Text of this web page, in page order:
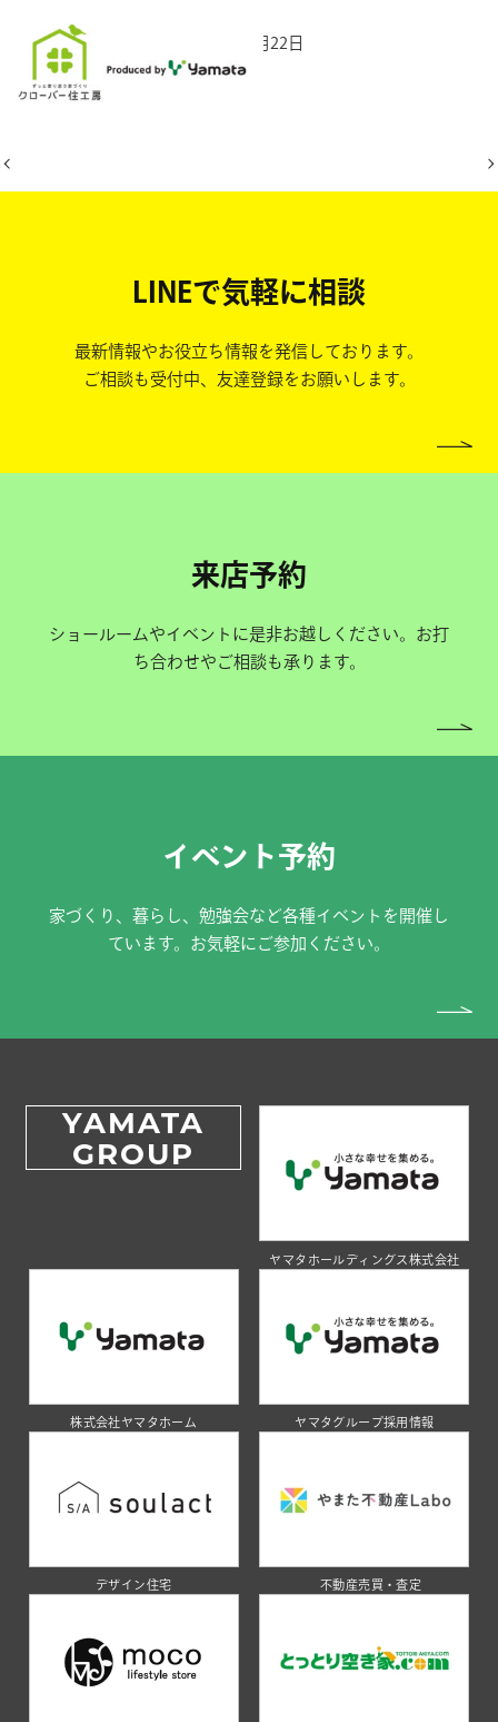
2025年12月22日
LINEで気軽に相談
最新情報やお役立ち情報を発信しております。
ご相談も受付中、友達登録をお願いします。
来店予約
ショールームやイベントに是非お越しください。お打
ち合わせやご相談も承ります。
イベント予約
家づくり、暮らし、勉強会など各種イベントを開催し
ています。お気軽にご参加ください。
YAMATA
GROUP
ヤマタホールディングス株式会社
株式会社ヤマタホーム ヤマタグループ採用情報
デザイン住宅 不動産売買・査定